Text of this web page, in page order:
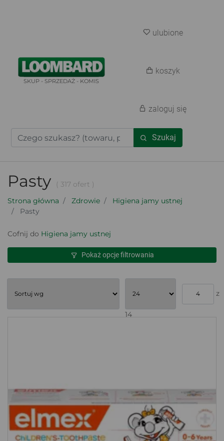
SKUP - SPRZEDAŻ - KOMIS
Szukaj
ulubione
koszyk
zaloguj się
Pasty
( 317 ofert )
Strona główna
Zdrowie
Higiena jamy ustnej
Pasty
Cofnij do Higiena jamy ustnej
Pokaż opcje filtrowania
z
14